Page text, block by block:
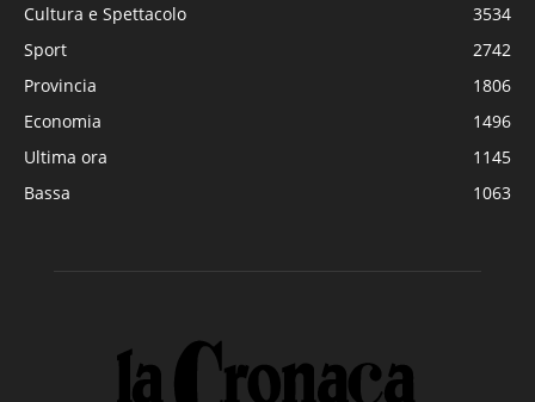
Cultura e Spettacolo
3534
Sport
2742
Provincia
1806
Economia
1496
Ultima ora
1145
Bassa
1063